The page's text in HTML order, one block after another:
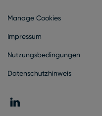
Manage Cookies
Impressum
Nutzungsbedingungen
Datenschutzhinweis
LinkedIn